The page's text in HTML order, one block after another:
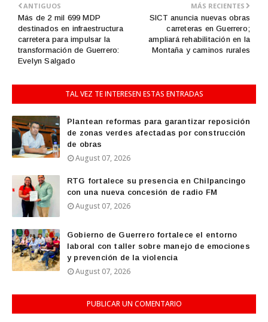
MÁS RECIENTES
SICT anuncia nuevas obras
carreteras en Guerrero;
ampliará rehabilitación en la
Montaña y caminos rurales
ANTIGUOS
Más de 2 mil 699 MDP
destinados en infraestructura
carretera para impulsar la
transformación de Guerrero:
Evelyn Salgado
TAL VEZ TE INTERESEN ESTAS ENTRADAS
Plantean reformas para garantizar reposición
de zonas verdes afectadas por construcción
de obras
August 07, 2026
RTG fortalece su presencia en Chilpancingo
con una nueva concesión de radio FM
August 07, 2026
Gobierno de Guerrero fortalece el entorno
laboral con taller sobre manejo de emociones
y prevención de la violencia
August 07, 2026
PUBLICAR UN COMENTARIO